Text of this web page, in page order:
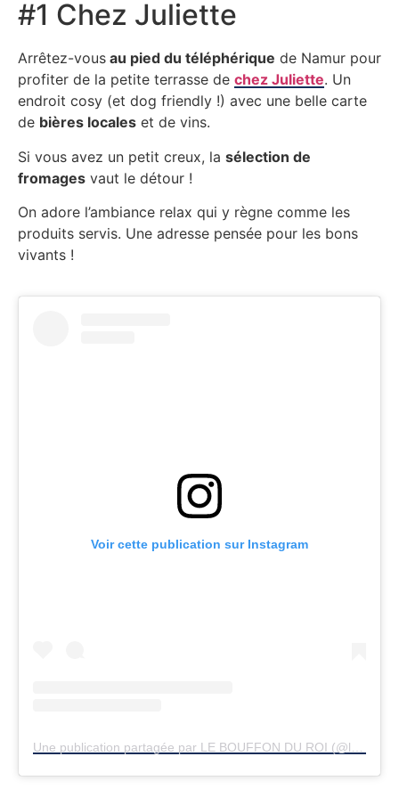
#1 Chez Juliette
Arrêtez-vous au pied du téléphérique de Namur pour
profiter de la petite terrasse de chez Juliette. Un
endroit cosy (et dog friendly !) avec une belle carte
de bières locales et de vins.
Si vous avez un petit creux, la sélection de
fromages vaut le détour !
On adore l’ambiance relax qui y règne comme les
produits servis. Une adresse pensée pour les bons
vivants !
Voir cette publication sur Instagram